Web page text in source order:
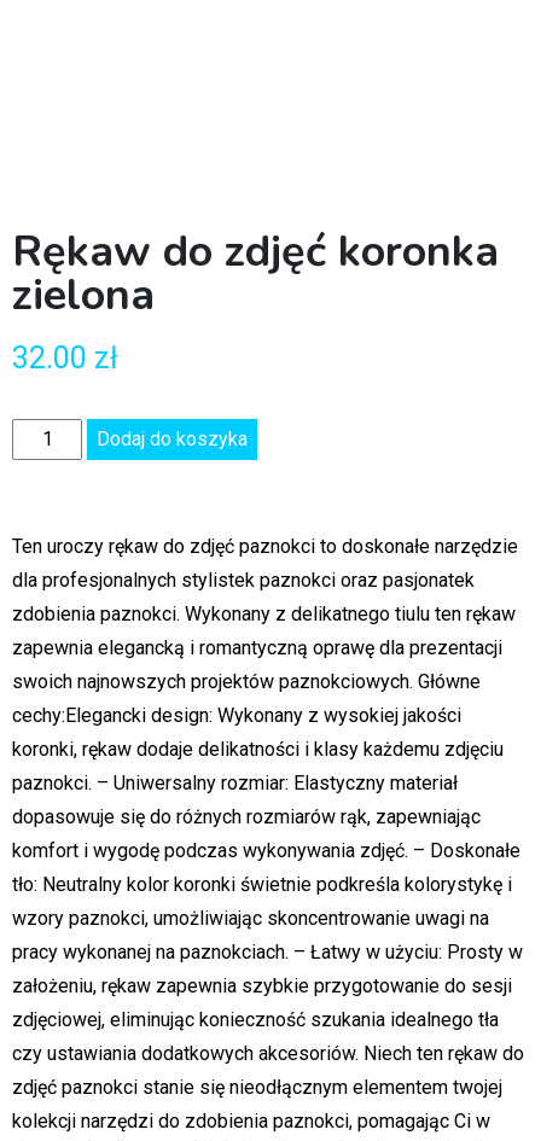
Rękaw do zdjęć koronka
zielona
32.00 zł
Dodaj do koszyka
Ten uroczy rękaw do zdjęć paznokci to doskonałe narzędzie
dla profesjonalnych stylistek paznokci oraz pasjonatek
zdobienia paznokci. Wykonany z delikatnego tiulu ten rękaw
zapewnia elegancką i romantyczną oprawę dla prezentacji
swoich najnowszych projektów paznokciowych. Główne
cechy:Elegancki design: Wykonany z wysokiej jakości
koronki, rękaw dodaje delikatności i klasy każdemu zdjęciu
paznokci. – Uniwersalny rozmiar: Elastyczny materiał
dopasowuje się do różnych rozmiarów rąk, zapewniając
komfort i wygodę podczas wykonywania zdjęć. – Doskonałe
tło: Neutralny kolor koronki świetnie podkreśla kolorystykę i
wzory paznokci, umożliwiając skoncentrowanie uwagi na
pracy wykonanej na paznokciach. – Łatwy w użyciu: Prosty w
założeniu, rękaw zapewnia szybkie przygotowanie do sesji
zdjęciowej, eliminując konieczność szukania idealnego tła
czy ustawiania dodatkowych akcesoriów. Niech ten rękaw do
zdjęć paznokci stanie się nieodłącznym elementem twojej
kolekcji narzędzi do zdobienia paznokci, pomagając Ci w